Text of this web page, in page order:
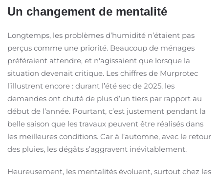
Un changement de mentalité
Longtemps, les problèmes d’humidité n’étaient pas
perçus comme une priorité. Beaucoup de ménages
préféraient attendre, et n'agissaient que lorsque la
situation devenait critique. Les chiffres de Murprotec
l’illustrent encore : durant l’été sec de 2025, les
demandes ont chuté de plus d’un tiers par rapport au
début de l’année. Pourtant, c’est justement pendant la
belle saison que les travaux peuvent être réalisés dans
les meilleures conditions. Car à l’automne, avec le retour
des pluies, les dégâts s’aggravent inévitablement.
Heureusement, les mentalités évoluent, surtout chez les